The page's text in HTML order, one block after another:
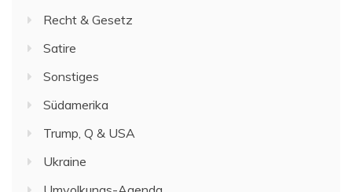
Recht & Gesetz
Satire
Sonstiges
Südamerika
Trump, Q & USA
Ukraine